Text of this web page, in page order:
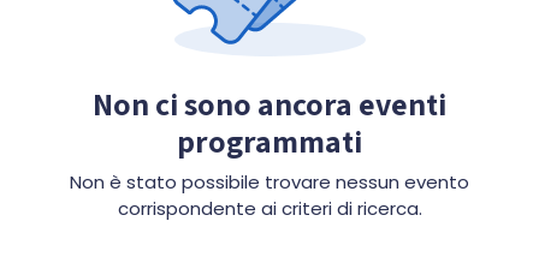
Non ci sono ancora eventi
programmati
Non è stato possibile trovare nessun evento
corrispondente ai criteri di ricerca.